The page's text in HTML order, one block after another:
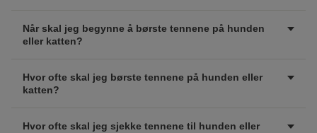
Når skal jeg begynne å børste tennene på hunden
eller katten?
Hvor ofte skal jeg børste tennene på hunden eller
katten?
Hvor ofte skal jeg sjekke tennene til hunden eller